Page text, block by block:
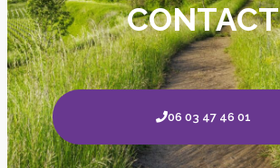
CONTACT
06 03 47 46 01